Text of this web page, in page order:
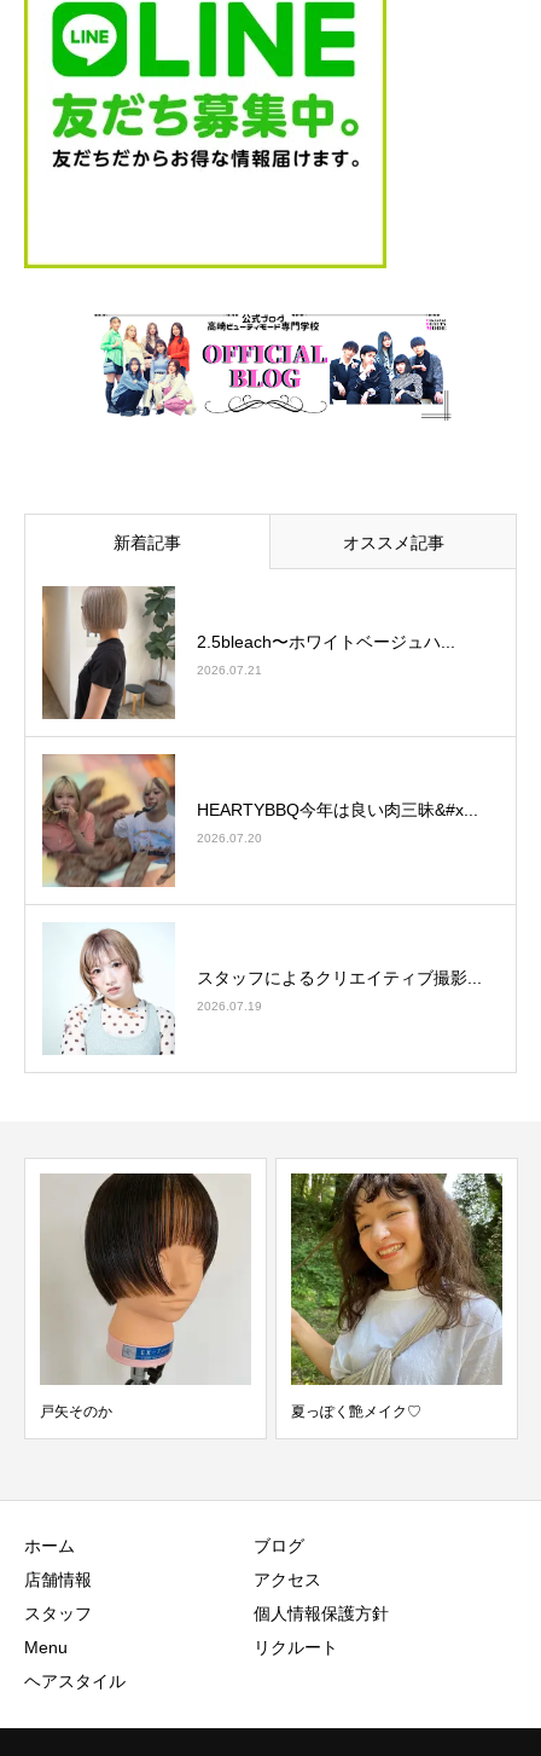
新着記事 オススメ記事
2.5bleach〜ホワイトベージュ⁡ハ...
2026.07.21
HEARTYBBQ今年は良い肉三昧&#x...
2026.07.20
スタッフによるクリエイティブ撮影...
2026.07.19
戸矢そのか 夏っぽく艶メイク♡
ホーム
店舗情報
スタッフ
Menu
ヘアスタイル
ブログ
アクセス
個人情報保護方針
リクルート